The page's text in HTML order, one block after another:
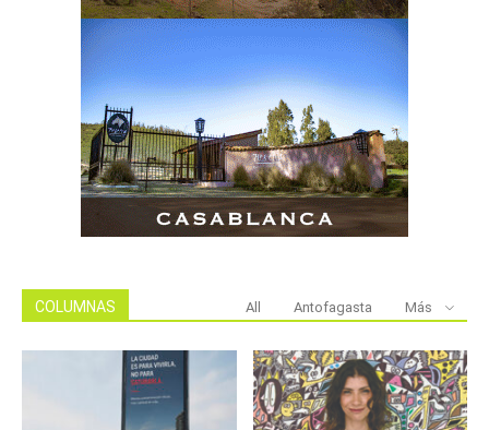
COLUMNAS All Antofagasta Más